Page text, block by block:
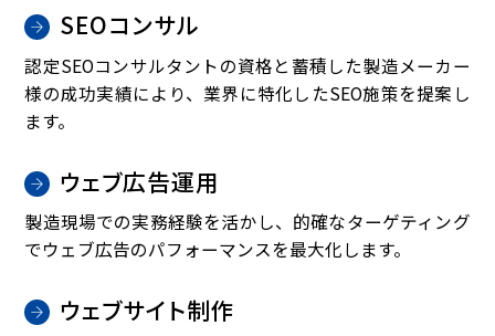
SEOコンサル
認定SEOコンサルタントの資格と蓄積した製造メーカー
様の成功実績により、業界に特化したSEO施策を提案し
ます。
ウェブ広告運用
製造現場での実務経験を活かし、的確なターゲティング
でウェブ広告のパフォーマンスを最大化します。
ウェブサイト制作